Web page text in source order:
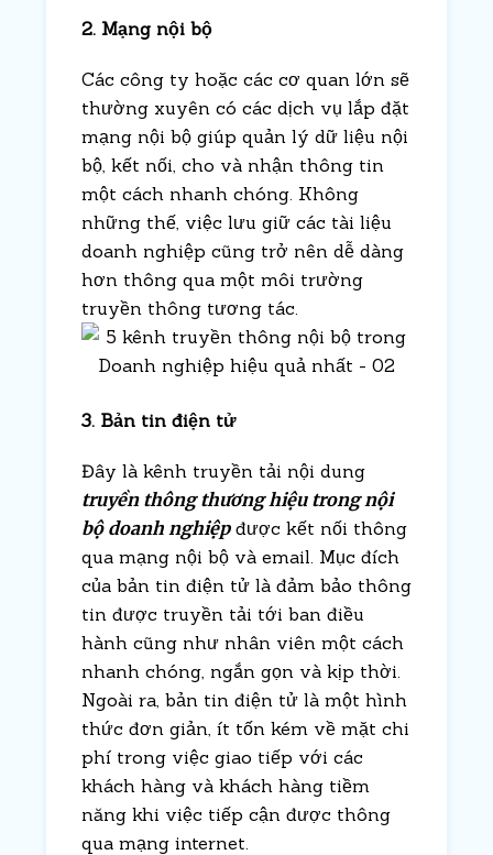
2. Mạng nội bộ
Các công ty hoặc các cơ quan lớn sẽ
thường xuyên có các dịch vụ lắp đặt
mạng nội bộ giúp quản lý dữ liệu nội
bộ, kết nối, cho và nhận thông tin
một cách nhanh chóng. Không
những thế, việc lưu giữ các tài liệu
doanh nghiệp cũng trở nên dễ dàng
hơn thông qua một môi trường
truyền thông tương tác.
3. Bản tin điện tử
Đây là kênh truyền tải nội dung
truyền thông thương hiệu trong nội
bộ doanh nghiệpđược kết nối thông
qua mạng nội bộ và email. Mục đích
của bản tin điện tử là đảm bảo thông
tin được truyền tải tới ban điều
hành cũng như nhân viên một cách
nhanh chóng, ngắn gọn và kịp thời.
Ngoài ra, bản tin điện tử là một hình
thức đơn giản, ít tốn kém về mặt chi
phí trong việc giao tiếp với các
khách hàng và khách hàng tiềm
năng khi việc tiếp cận được thông
qua mạng internet.